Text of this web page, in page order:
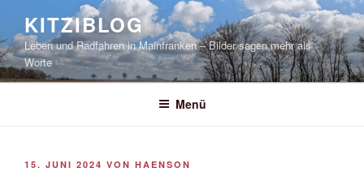
springen
KITZIBLOG
Leben und Radfahren in Mainfranken – Bilder sagen mehr als
Worte
Menü
VERÖFFENTLICHT
15. JUNI 2024 VON HAENSON